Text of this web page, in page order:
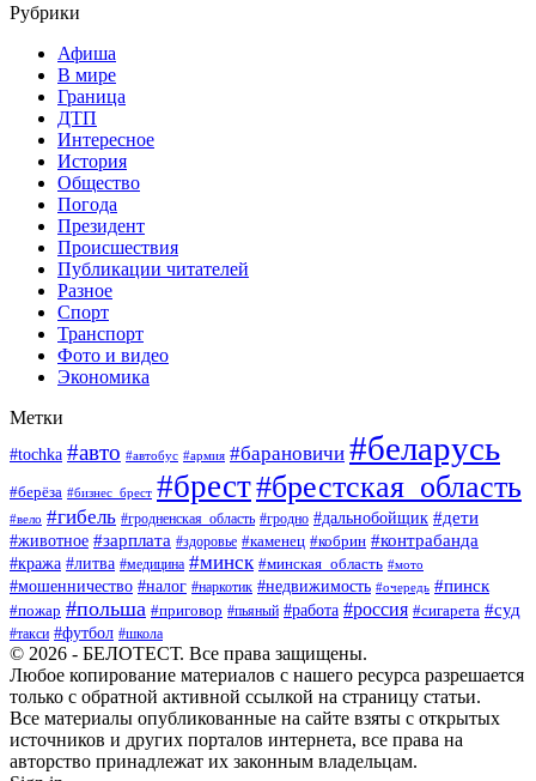
Рубрики
Афиша
В мире
Граница
ДТП
Интересное
История
Общество
Погода
Президент
Происшествия
Публикации читателей
Разное
Спорт
Транспорт
Фото и видео
Экономика
Метки
#tochka #авто #автобус #армия #барановичи #беларусь
#берёза #бизнес_брест #брест#брестская_область
#вело #гибель #гродненская_область #гродно #дальнобойщик #дети
#животное #зарплата #здоровье #каменец #кобрин #контрабанда
#кража #литва #медицина #минск #минская_область #мото
#мошенничество #налог #наркотик #недвижимость #очередь #пинск
#пожар #польша #приговор #пьяный #работа #россия #сигарета #суд
#такси #футбол #школа
© 2026 - БЕЛОТЕСТ. Все права защищены.
Любое копирование материалов с нашего ресурса разрешается
только с обратной активной ссылкой на страницу статьи.
Все материалы опубликованные на сайте взяты с открытых
источников и других порталов интернета, все права на
авторство принадлежат их законным владельцам.